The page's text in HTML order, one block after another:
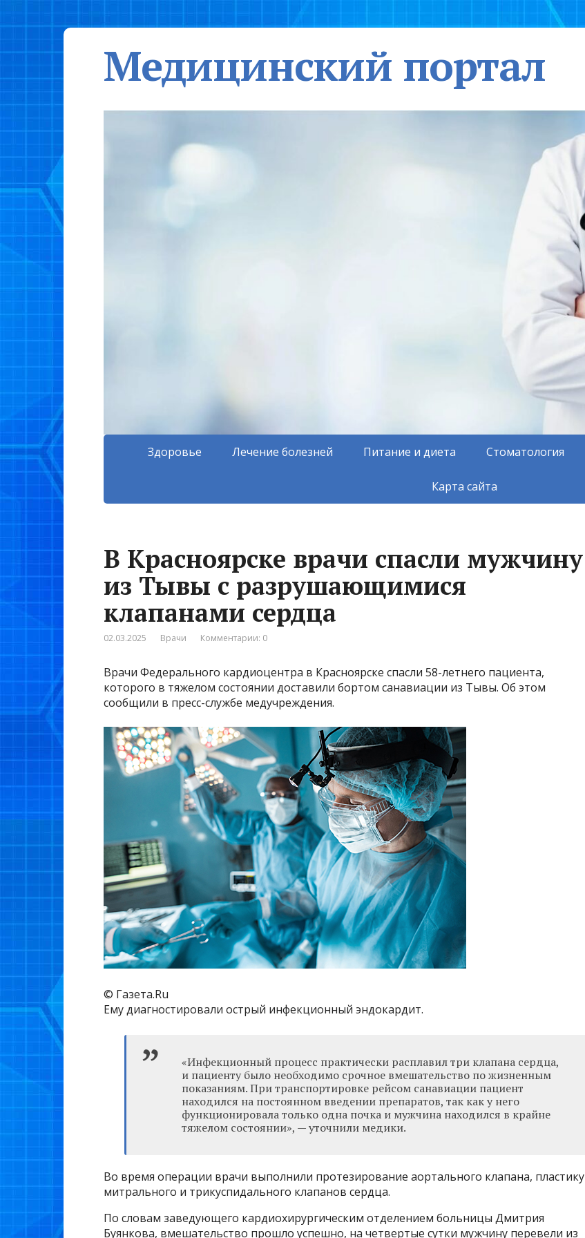
Медицинский портал
Здоровье Лечение болезней Питание и диета Стоматология
Карта сайта
В Красноярске врачи спасли мужчину
из Тывы с разрушающимися
клапанами сердца
02.03.2025 Врачи Комментарии: 0
Врачи Федерального кардиоцентра в Красноярске спасли 58-летнего пациента,
которого в тяжелом состоянии доставили бортом санавиации из Тывы. Об этом
сообщили в пресс-службе медучреждения.
© Газета.Ru
Ему диагностировали острый инфекционный эндокардит.
«Инфекционный процесс практически расплавил три клапана сердца,
и пациенту было необходимо срочное вмешательство по жизненным
показаниям. При транспортировке рейсом санавиации пациент
находился на постоянном введении препаратов, так как у него
функционировала только одна почка и мужчина находился в крайне
тяжелом состоянии», — уточнили медики.
Во время операции врачи выполнили протезирование аортального клапана, пластику
митрального и трикуспидального клапанов сердца.
По словам заведующего кардиохирургическим отделением больницы Дмитрия
Буянкова, вмешательство прошло успешно, на четвертые сутки мужчину перевели из